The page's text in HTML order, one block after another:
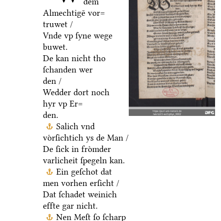
Almechtigē vor=
truwet /
Vnde vp ſyne wege
buwet.
De kan nicht tho
ſchanden wer
den /
Wedder dort noch
hyr vp Er=
den.
Salich vnd
voͤrſichtich ys de Man /
De ſick in froͤmder
varlicheit ſpegeln kan.
Ein geſchot dat
men vorhen erſicht /
Dat ſchadet weinich
effte gar nicht.
Nen Meſt ſo ſcharp